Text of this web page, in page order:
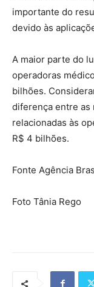
importante do
devido às
A maior parte do
operadoras
bilhões.
diferença entre as
relacionadas às
R$ 4 bilhões.
Fonte Agência
Foto Tânia Rego